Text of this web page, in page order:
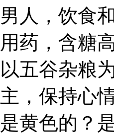
男人，饮食
用药，含糖
以五谷杂粮
主，保持心
是黄色的？